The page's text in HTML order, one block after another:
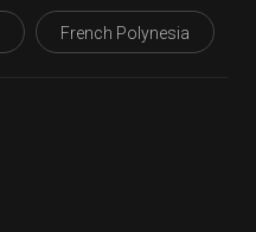
French Polynesia